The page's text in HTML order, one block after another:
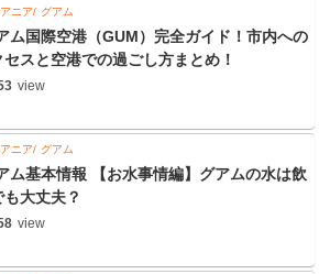
ニア グアム
ム国際空港（GUM）完全ガイド！市内への
セスと空港での過ごし方まとめ！
view
ニア グアム
ム基本情報 【お水事情編】グアムの水は飲
も大丈夫？
view